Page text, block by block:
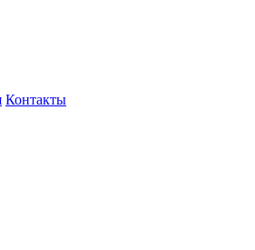
Контакты